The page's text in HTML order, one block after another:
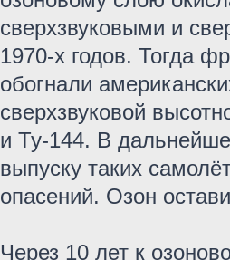
сверхзвуковыми и
1970-х годов. Тогда
обогнали
сверхзвуковой
и Ту-144. В
выпуску таких
опасений. Озон
Через 10 лет к